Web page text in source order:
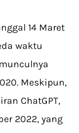
14 Maret
waktu
Meskipun,
ChatGPT,
2022, yang